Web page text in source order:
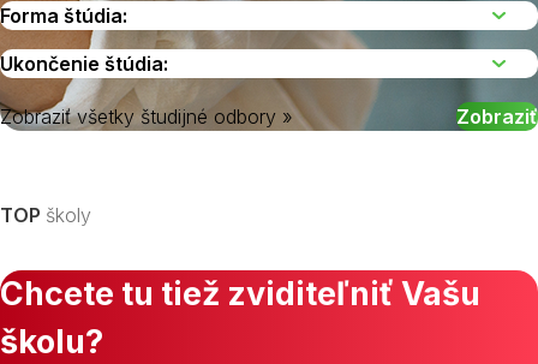
Zobraziť všetky študijné odbory »
TOP školy
Chcete tu tiež zviditeľniť Vašu
školu?